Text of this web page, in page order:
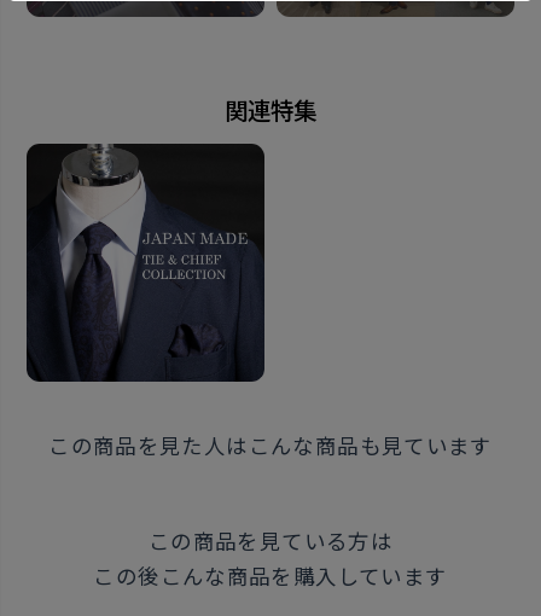
本。
手巻きの縫製と同じ見た目に仕上がる『トレンディーロ
ール』というマシンメイドの縫製技法です。 手巻きの
ような立体感とマシンメイドのほつれにくいしっかり
とした縫製が合わさった上質な作りです。
こだわりポイント５・BOX
BRICK HOUSEとITALIAN FABRICが印字されたセット
で入れられる専用BOXでお届けします。 上品なネイビ
す。 着用する度に感じる至福の瞬間をご堪能下さい。
同じシリーズはこちら
関連特集
この商品を見た人はこんな商品も見ています
この商品を見ている方は
この後こんな商品を購入しています